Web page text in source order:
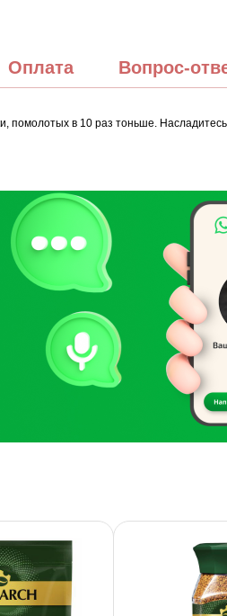
Оплата Вопрос-
помолотых в 10 раз тоньше.